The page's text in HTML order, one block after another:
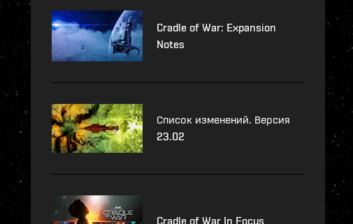
Cradle of War: Expansion
Notes
Список изменений. Версия
23.02
Cradle of War In Focus